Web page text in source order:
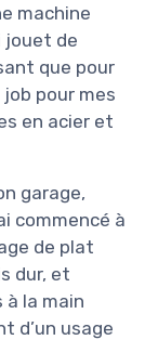
machine
jouet de
que pour
pour mes
en acier et
garage,
commencé à
de plat
dur, et
la main
d’un usage